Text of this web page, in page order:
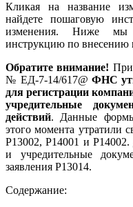
Кликая на название
найдете пошаговую
изменения. Ниже
инструкцию по внесению
Обратите внимание!
№ ЕД-7-14/617@ ФНС
для регистрации
учредительные
действий. Данные
этого момента утратили
Р13002, Р14001 и
и учредительные
заявления Р13014.
Содержание: